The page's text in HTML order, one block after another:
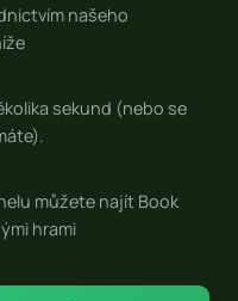
našeho
sekund (nebo se
můžete najít Book
hrami